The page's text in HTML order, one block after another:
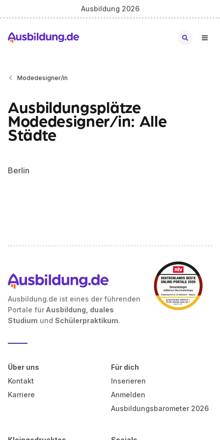
Ausbildung 2026
Modedesigner/in
Ausbildungsplätze
Modedesigner/in: Alle
Städte
Berlin
Ausbildung.de ist eines der führenden
Portale für Ausbildung, duales
Studium und Schülerpraktikum.
Über uns
Kontakt
Karriere
Für dich
Inserieren
Anmelden
Ausbildungsbarometer 2026